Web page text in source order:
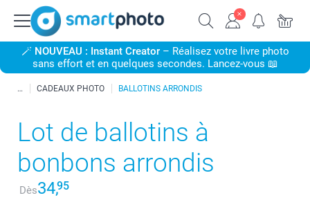
🪄 NOUVEAU : Instant Creator– Réalisez votre livre photo
sans effort et en quelques secondes. Lancez-vous 📖
CADEAUX PHOTO BALLOTINS ARRONDIS
Lot de ballotins à
bonbons arrondis
Dès34,95